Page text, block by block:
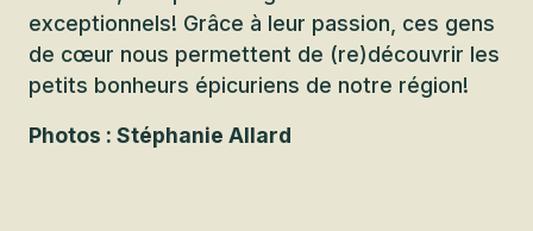
exceptionnels! Grâce à leur passion, ces gens
de cœur nous permettent de (re)découvrir les
petits bonheurs épicuriens de notre région!
Photos : Stéphanie Allard